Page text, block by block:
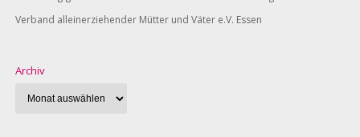
Verband alleinerziehender Mütter und Väter e.V. Essen
Archiv